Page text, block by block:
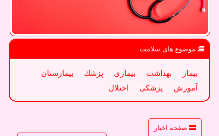
موضوع های سلامت
بیمار بهداشت بیماری پزشك
بیمارستان
آموزش
پزشكی اختلال
صفحه اخبار